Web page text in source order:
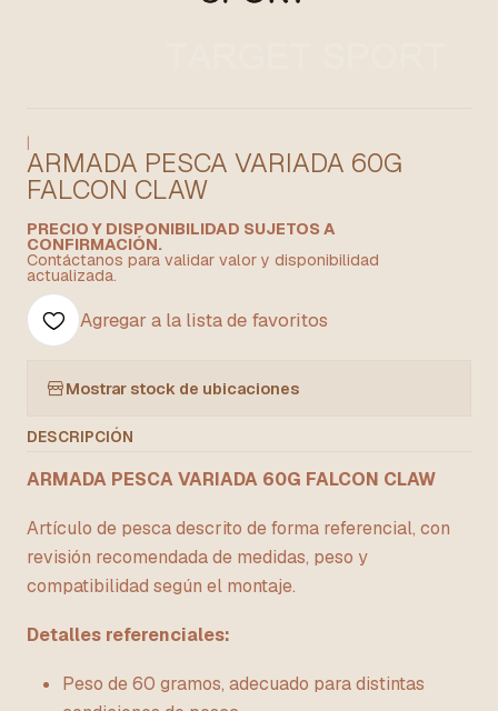
|
ARMADA PESCA VARIADA 60G
FALCON CLAW
PRECIO Y DISPONIBILIDAD SUJETOS A
CONFIRMACIÓN.
Contáctanos para validar valor y disponibilidad
actualizada.
Agregar a la lista de favoritos
Mostrar stock de ubicaciones
DESCRIPCIÓN
ARMADA PESCA VARIADA 60G FALCON CLAW
Artículo de pesca descrito de forma referencial, con
revisión recomendada de medidas, peso y
compatibilidad según el montaje.
Detalles referenciales:
Peso de 60 gramos, adecuado para distintas